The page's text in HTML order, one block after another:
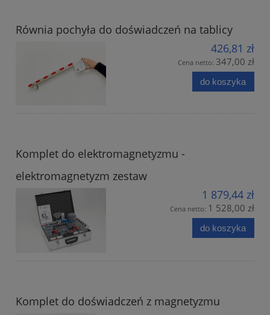
Równia pochyła do doświadczeń na tablicy
426,81 zł
Cena netto: 347,00 zł
do koszyka
Komplet do elektromagnetyzmu -
elektromagnetyzm zestaw
1 879,44 zł
Cena netto: 1 528,00 zł
do koszyka
Komplet do doświadczeń z magnetyzmu